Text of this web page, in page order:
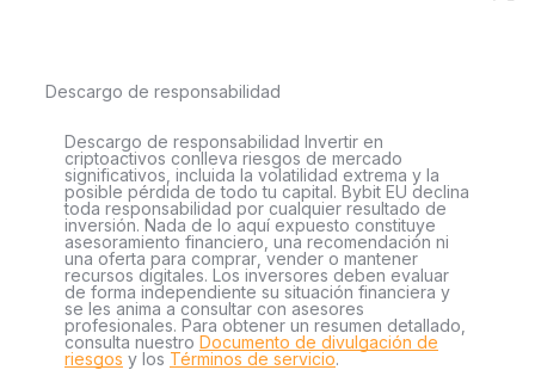
Descargo de responsabilidad
Descargo de responsabilidad Invertir en
criptoactivos conlleva riesgos de mercado
significativos, incluida la volatilidad extrema y la
posible pérdida de todo tu capital. Bybit EU declina
toda responsabilidad por cualquier resultado de
inversión. Nada de lo aquí expuesto constituye
asesoramiento financiero, una recomendación ni
una oferta para comprar, vender o mantener
recursos digitales. Los inversores deben evaluar
de forma independiente su situación financiera y
se les anima a consultar con asesores
profesionales. Para obtener un resumen detallado,
consulta nuestro Documento de divulgación de
riesgos y los Términos de servicio.